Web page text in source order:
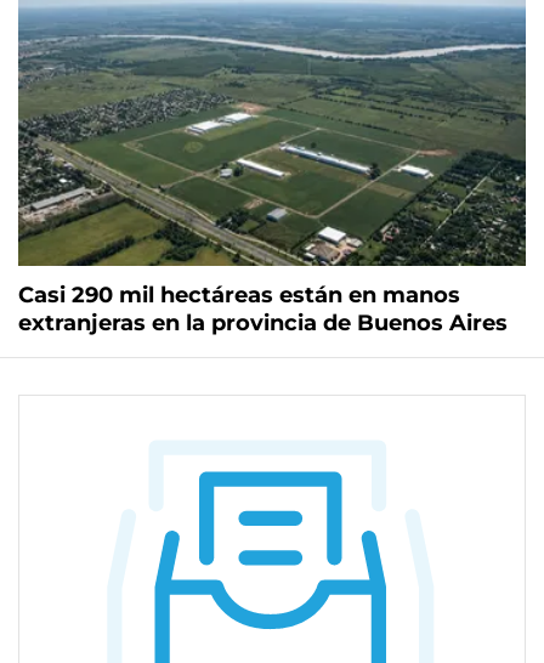
Casi 290 mil hectáreas están en manos
extranjeras en la provincia de Buenos Aires